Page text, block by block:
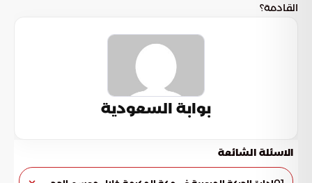
القادمة؟
بوابة السعودية
الاسئلة الشائعة